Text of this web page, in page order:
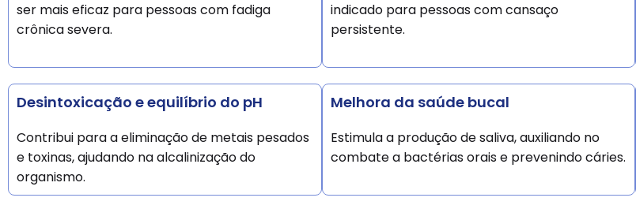
ser mais eficaz para pessoas com fadiga
crônica severa.
indicado para pessoas com cansaço
persistente.
Desintoxicação e equilíbrio do pH
Contribui para a eliminação de metais pesados
e toxinas, ajudando na alcalinização do
organismo.
Melhora da saúde bucal
Estimula a produção de saliva, auxiliando no
combate a bactérias orais e prevenindo cáries.